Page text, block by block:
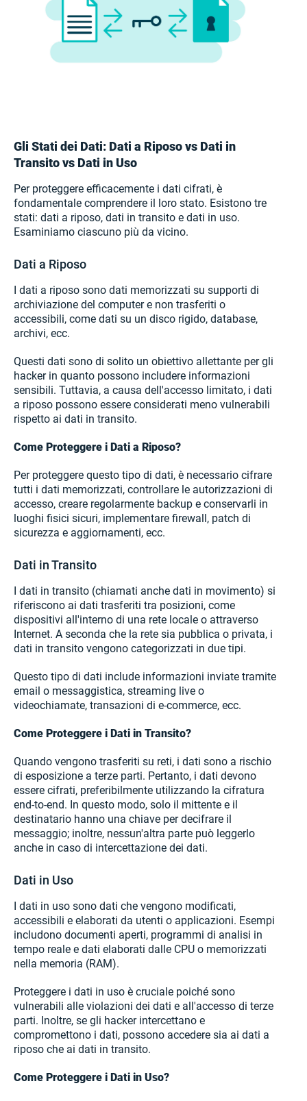
Gli Stati dei Dati: Dati a Riposo vs Dati in
Transito vs Dati in Uso
Per proteggere efficacemente i dati cifrati, è
fondamentale comprendere il loro stato. Esistono tre
stati: dati a riposo, dati in transito e dati in uso.
Esaminiamo ciascuno più da vicino.
Dati a Riposo
I dati a riposo sono dati memorizzati su supporti di
archiviazione del computer e non trasferiti o
accessibili, come dati su un disco rigido, database,
archivi, ecc.
Questi dati sono di solito un obiettivo allettante per gli
hacker in quanto possono includere informazioni
sensibili. Tuttavia, a causa dell'accesso limitato, i dati
a riposo possono essere considerati meno vulnerabili
rispetto ai dati in transito.
Come Proteggere i Dati a Riposo?
Per proteggere questo tipo di dati, è necessario cifrare
tutti i dati memorizzati, controllare le autorizzazioni di
accesso, creare regolarmente backup e conservarli in
luoghi fisici sicuri, implementare firewall, patch di
sicurezza e aggiornamenti, ecc.
Dati in Transito
I dati in transito (chiamati anche dati in movimento) si
riferiscono ai dati trasferiti tra posizioni, come
dispositivi all'interno di una rete locale o attraverso
Internet. A seconda che la rete sia pubblica o privata, i
dati in transito vengono categorizzati in due tipi.
Questo tipo di dati include informazioni inviate tramite
email o messaggistica, streaming live o
videochiamate, transazioni di e-commerce, ecc.
Come Proteggere i Dati in Transito?
Quando vengono trasferiti su reti, i dati sono a rischio
di esposizione a terze parti. Pertanto, i dati devono
essere cifrati, preferibilmente utilizzando la cifratura
end-to-end. In questo modo, solo il mittente e il
destinatario hanno una chiave per decifrare il
messaggio; inoltre, nessun'altra parte può leggerlo
anche in caso di intercettazione dei dati.
Dati in Uso
I dati in uso sono dati che vengono modificati,
accessibili e elaborati da utenti o applicazioni. Esempi
includono documenti aperti, programmi di analisi in
tempo reale e dati elaborati dalle CPU o memorizzati
nella memoria (RAM).
Proteggere i dati in uso è cruciale poiché sono
vulnerabili alle violazioni dei dati e all'accesso di terze
parti. Inoltre, se gli hacker intercettano e
compromettono i dati, possono accedere sia ai dati a
riposo che ai dati in transito.
Come Proteggere i Dati in Uso?